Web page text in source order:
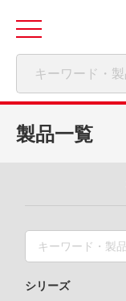
製品一覧
シリーズ